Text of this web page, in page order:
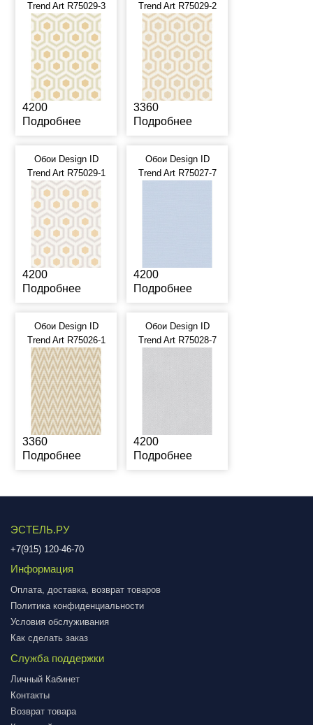
Trend Art R75029-3
4200
Подробнее
Trend Art R75029-2
3360
Подробнее
Обои Design ID
Trend Art R75029-1
4200
Подробнее
Обои Design ID
Trend Art R75027-7
4200
Подробнее
Обои Design ID
Trend Art R75026-1
3360
Подробнее
Обои Design ID
Trend Art R75028-7
4200
Подробнее
ЭСТЕЛЬ.РУ
+7(915) 120-46-70
Информация
Оплата, доставка, возврат товаров
Политика конфиденциальности
Условия обслуживания
Как сделать заказ
Служба поддержки
Личный Кабинет
Контакты
Возврат товара